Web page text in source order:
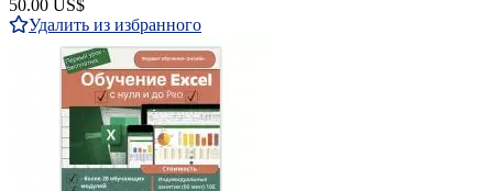
50.00 US$
Удалить из избранного